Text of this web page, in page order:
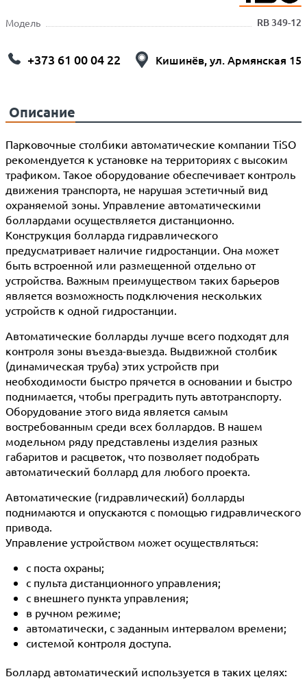
Модель RB 349-12
+373 61 00 04 22 Кишинёв, ул. Армянская 15
Описание
Парковочные столбики автоматические компании TiSO
рекомендуется к установке на территориях с высоким
трафиком. Такое оборудование обеспечивает контроль
движения транспорта, не нарушая эстетичный вид
охраняемой зоны. Управление автоматическими
боллардами осуществляется дистанционно.
Конструкция болларда гидравлического
предусматривает наличие гидростанции. Она может
быть встроенной или размещенной отдельно от
устройства. Важным преимуществом таких барьеров
является возможность подключения нескольких
устройств к одной гидростанции.
Автоматические болларды лучше всего подходят для
контроля зоны въезда-выезда. Выдвижной столбик
(динамическая труба) этих устройств при
необходимости быстро прячется в основании и быстро
поднимается, чтобы преградить путь автотранспорту.
Оборудование этого вида является самым
востребованным среди всех боллардов. В нашем
модельном ряду представлены изделия разных
габаритов и расцветок, что позволяет подобрать
автоматический боллард для любого проекта.
Автоматические (гидравлический) болларды
поднимаются и опускаются с помощью гидравлического
привода.
Управление устройством может осуществляться:
с поста охраны;
с пульта дистанционного управления;
с внешнего пункта управления;
в ручном режиме;
автоматически, с заданным интервалом времени;
системой контроля доступа.
Боллард автоматический используется в таких целях: